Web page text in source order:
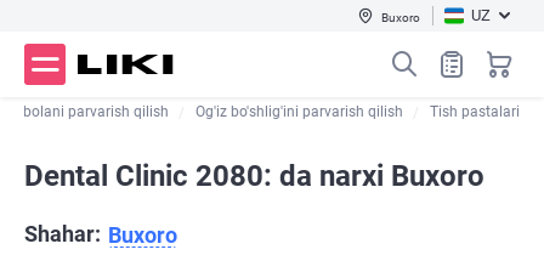
Buxoro UZ
va bolani parvarish qilish Og'iz bo'shlig'ini parvarish qilish Tish pastalari
Dental Clinic 2080: da narxi Buxoro
Shahar: Buxoro